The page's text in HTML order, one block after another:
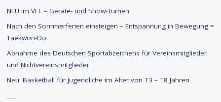
NEU im VFL – Geräte- und Show-Turnen
Nach den Sommerferien einsteigen – Entspannung in Bewegung =
Taekwon-Do
Abnahme des Deutschen Sportabzeichens für Vereinsmitglieder
und Nichtvereinsmitglieder
Neu: Basketball für Jugendliche im Alter von 13 – 18 Jahren